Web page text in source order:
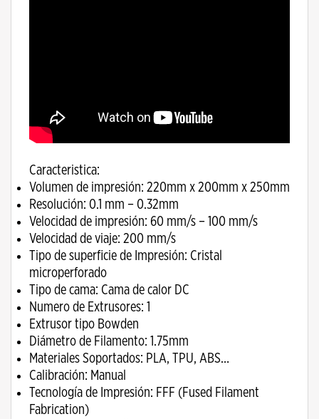
Caracteristica:
Volumen de impresión: 220mm x 200mm x 250mm
Resolución: 0.1 mm – 0.32mm
Velocidad de impresión: 60 mm/s – 100 mm/s
Velocidad de viaje: 200 mm/s
Tipo de superficie de Impresión: Cristal
microperforado
Tipo de cama: Cama de calor DC
Numero de Extrusores: 1
Extrusor tipo Bowden
Diámetro de Filamento: 1.75mm
Materiales Soportados: PLA, TPU, ABS…
Calibración: Manual
Tecnología de Impresión: FFF (Fused Filament
Fabrication)